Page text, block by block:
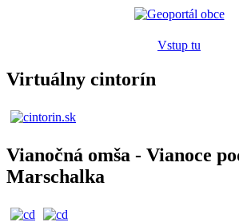
Vstup tu
Virtuálny cintorín
Vianočná omša - Vianoce
Marschalka